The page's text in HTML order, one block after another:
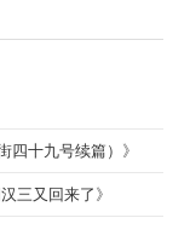
十九号续篇） 》
三又回来了》